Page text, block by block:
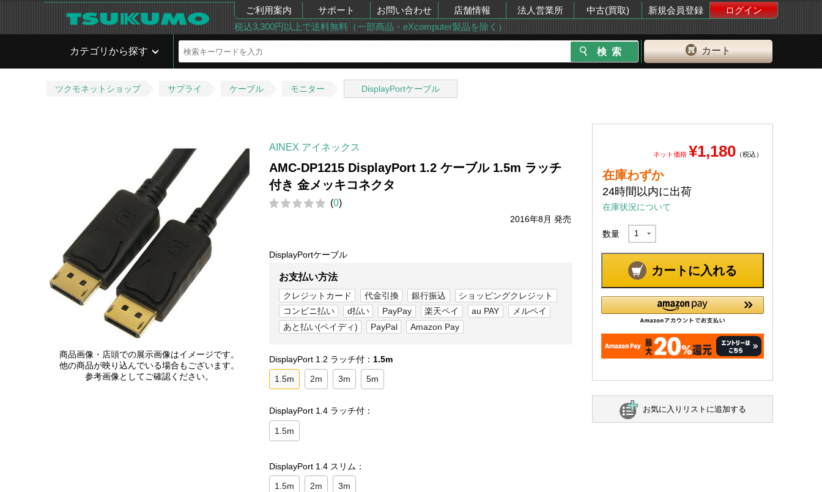
ご利用案内 サポート お問い合わせ 店舗情報 法人営業所 中古(買取) 新規会員登録
ログイン
税込3,300円以上で送料無料（一部商品・eXcomputer製品を除く）
カート
カテゴリから探す
ツクモネットショップ サプライ ケーブル モニター DisplayPortケーブル
商品画像・店頭での展示画像はイメージです。
他の商品が映り込んでいる場合もございます。
参考画像としてご確認ください。
AINEX アイネックス
AMC-DP1215 DisplayPort 1.2 ケーブル 1.5m ラッチ
付き 金メッキコネクタ
(0)
2016年8月 発売
DisplayPortケーブル
お支払い方法
クレジットカード 代金引換 銀行振込
ショッピングクレジット
コンビニ払い
d払い PayPay 楽天ペイ au PAY
メルペイ
あと払い(ペイディ)
PayPal Amazon Pay
DisplayPort 1.2 ラッチ付： 1.5m
1.5m 2m 3m 5m
DisplayPort 1.4 ラッチ付：
1.5m
DisplayPort 1.4 スリム：
1.5m 2m 3m
ネット価格 ¥1,180 （税込）
在庫わずか
24時間以内に出荷
在庫状況について
数量
カートに入れる
お気に入りリストに追加する